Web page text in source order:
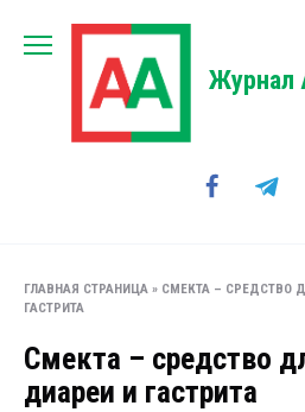
Журнал
ГЛАВНАЯ СТРАНИЦА » СМЕКТА – СРЕДСТВО
ГАСТРИТА
Смекта – средство
диареи и гастрита